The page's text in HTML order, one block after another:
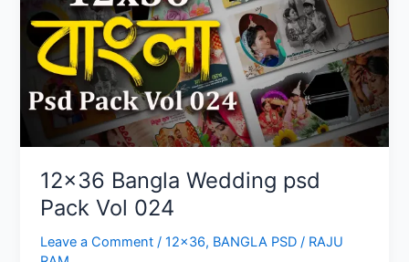
12×36 Bangla Wedding psd
Pack Vol 024
Leave a Comment /12x36, BANGLA PSD / RAJU